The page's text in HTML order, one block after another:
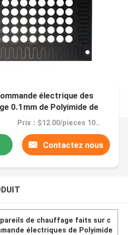
électrique des
0.1mm de Polyimide de
le Massager de beautéPrix：$12.00/pieces 100-199 pieces
Contactez nous
de chauffage faits sur c
électriques de Polyimide